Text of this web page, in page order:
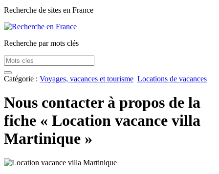
Recherche de sites en France
Recherche par mots clés
Catégorie : Voyages, vacances et tourisme Locations de vacances
Nous contacter à propos de la
fiche « Location vacance villa
Martinique »